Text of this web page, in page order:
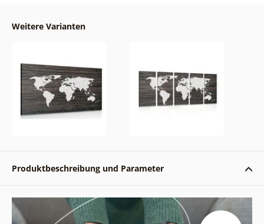
Weitere Varianten
Produktbeschreibung und Parameter